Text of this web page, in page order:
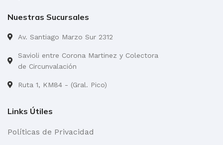
Nuestras Sucursales
Av. Santiago Marzo Sur 2312
Savioli entre Corona Martinez y Colectora
de Circunvalación
Ruta 1, KM84 - (Gral. Pico)
Links Útiles
Políticas de Privacidad